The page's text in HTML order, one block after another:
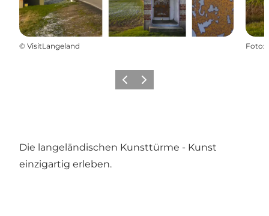
© VisitLangeland Foto:
ZurückWeiter
Die langeländischen Kunsttürme - Kunst
einzigartig erleben.